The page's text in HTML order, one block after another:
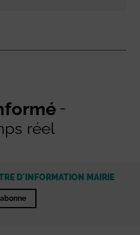
réel
D'INFORMATION MAIRIE